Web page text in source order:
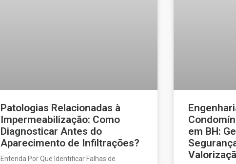
Patologias Relacionadas à
Impermeabilização: Como
Diagnosticar Antes do
Aparecimento de Infiltrações?
Entenda Por Que Identificar Falhas de
em BH: